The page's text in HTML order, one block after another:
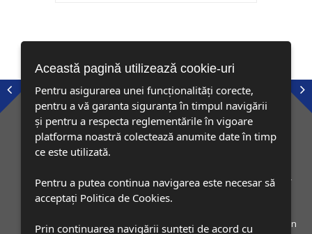
Recomand toate activitatile organizate in cadrul Stafeta Muntilor
fie ca iti place sa alergi fie ca doresti doar sa te plimbi. HAI LA
MUNTE!
Dumitrache Valentin
Această pagină utilizează cookie-uri
Pentru asigurarea unei funcționalități corecte,
pentru a vă garanta siguranța în timpul navigării
și pentru a respecta reglementările în vigoare
platforma noastră colectează anumite date în timp
ce este utilizată.
Pentru a putea continua navigarea este necesar să
acceptați Politica de Cookies.
Prin continuarea navigării sunteți de acord cu